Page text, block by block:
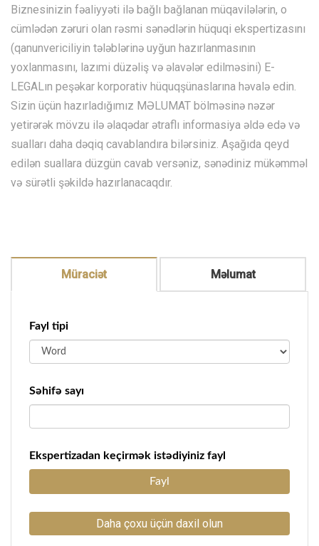
Biznesinizin fəaliyyəti ilə bağlı bağlanan müqavilələrin, o
cümlədən zəruri olan rəsmi sənədlərin hüquqi ekspertizasını
(qanunvericiliyin tələblərinə uyğun hazırlanmasının
yoxlanmasını, lazımi düzəliş və əlavələr edilməsini) E-
LEGALın peşəkar korporativ hüquqşünaslarına həvalə edin.
Sizin üçün hazırladığımız MƏLUMAT bölməsinə nəzər
yetirərək mövzu ilə əlaqədar ətraflı informasiya əldə edə və
sualları daha dəqiq cavablandıra bilərsiniz. Aşağıda qeyd
edilən suallara düzgün cavab versəniz, sənədiniz mükəmməl
və sürətli şəkildə hazırlanacaqdır.
Müraciət Məlumat
Fayl tipi
Səhifə sayı
Ekspertizadan keçirmək istədiyiniz fayl
Fayl
Daha çoxu üçün daxil olun